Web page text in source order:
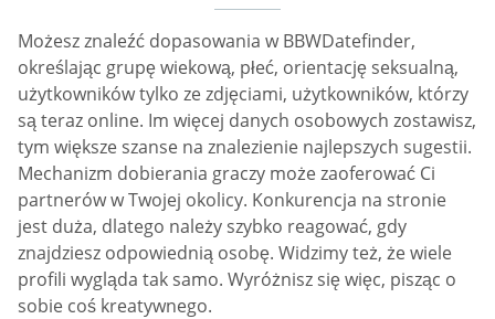
Możesz znaleźć dopasowania w BBWDatefinder,
określając grupę wiekową, płeć, orientację seksualną,
użytkowników tylko ze zdjęciami, użytkowników, którzy
są teraz online. Im więcej danych osobowych zostawisz,
tym większe szanse na znalezienie najlepszych sugestii.
Mechanizm dobierania graczy może zaoferować Ci
partnerów w Twojej okolicy. Konkurencja na stronie
jest duża, dlatego należy szybko reagować, gdy
znajdziesz odpowiednią osobę. Widzimy też, że wiele
profili wygląda tak samo. Wyróżnisz się więc, pisząc o
sobie coś kreatywnego.